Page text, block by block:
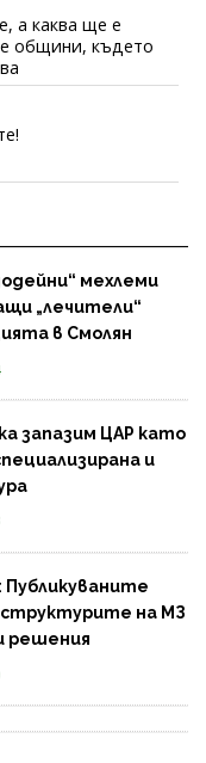
а каква ще е
общини, където
мехлеми
„лечители“
в Смолян
запазим ЦАР като
и
структурите на МЗ
решения